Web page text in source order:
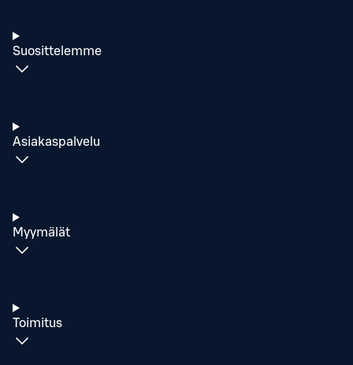
Suosittelemme
Asiakaspalvelu
Myymälät
Toimitus